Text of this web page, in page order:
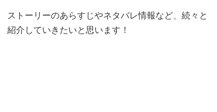
ストーリーのあらすじやネタバレ情報など、続々と
紹介していきたいと思います！